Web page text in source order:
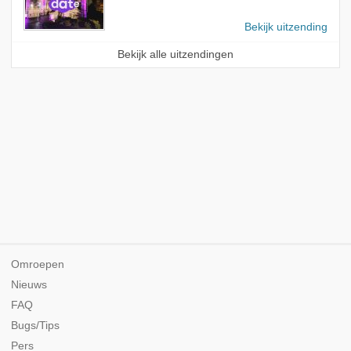
Bekijk uitzending
Bekijk alle uitzendingen
Omroepen
Nieuws
FAQ
Bugs/Tips
Pers